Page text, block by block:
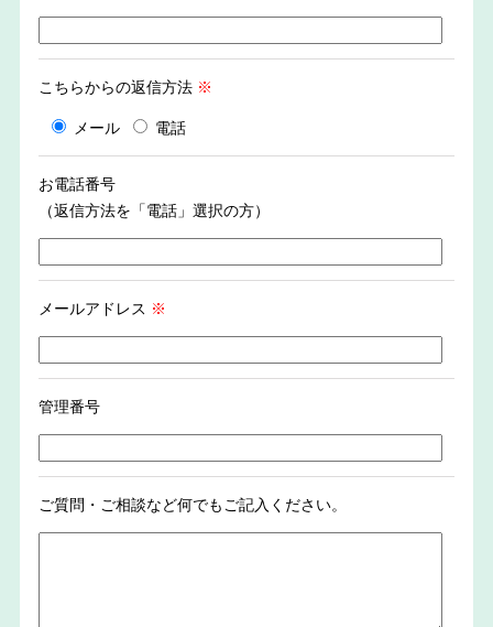
こちらからの返信方法 ※
メール 電話
お電話番号
（返信方法を「電話」選択の方）
メールアドレス ※
管理番号
ご質問・ご相談など何でもご記入ください。